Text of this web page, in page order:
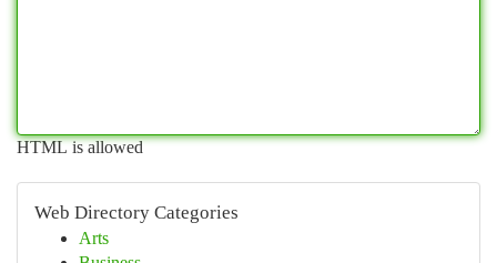
HTML is allowed
Web Directory Categories
Arts